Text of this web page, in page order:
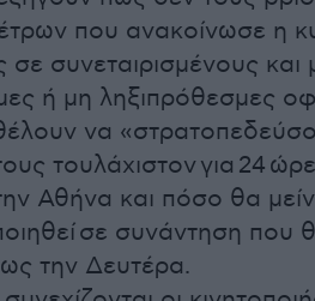
που ανακοίνωσε η
σε συνεταιρισμένους και
ή μη ληξιπρόθεσμες
να
τουλάχιστον για 24
Αθήνα και πόσο θα
σε συνάντηση που
την Δευτέρα.